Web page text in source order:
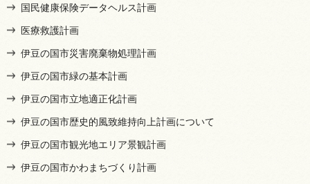
国民健康保険データヘルス計画
医療救護計画
伊豆の国市災害廃棄物処理計画
伊豆の国市緑の基本計画
伊豆の国市立地適正化計画
伊豆の国市歴史的風致維持向上計画について
伊豆の国市観光地エリア景観計画
伊豆の国市かわまちづくり計画